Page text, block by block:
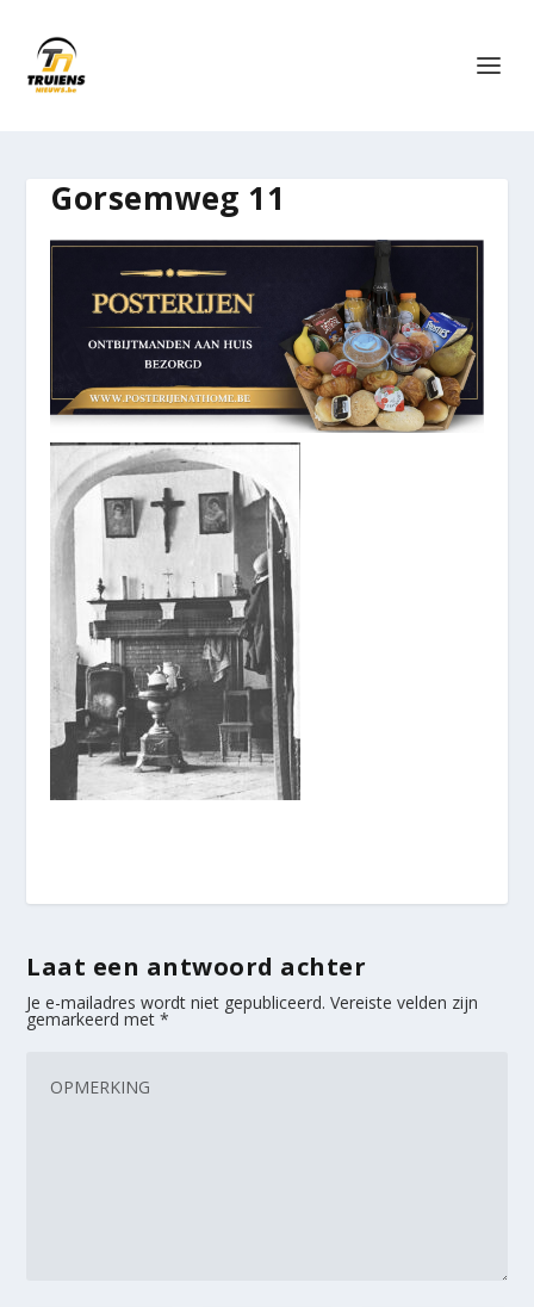
Gorsemweg 11
Laat een antwoord achter
Je e-mailadres wordt niet gepubliceerd. Vereiste velden zijn
gemarkeerd met*